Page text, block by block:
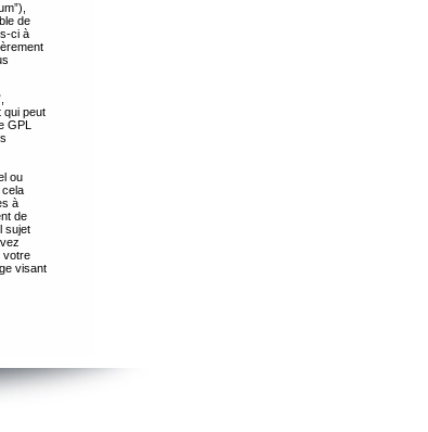
de
ci à
qui peut
GPL
ou
cela
à
de
sujet
votre
visant